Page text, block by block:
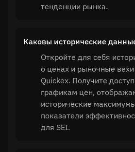
тенденции рынка.
Каковы исторические
Откройте для себя
о ценах и рыночные вехи
Quickex. Получите
графикам цен,
исторические
показатели
для SEI.